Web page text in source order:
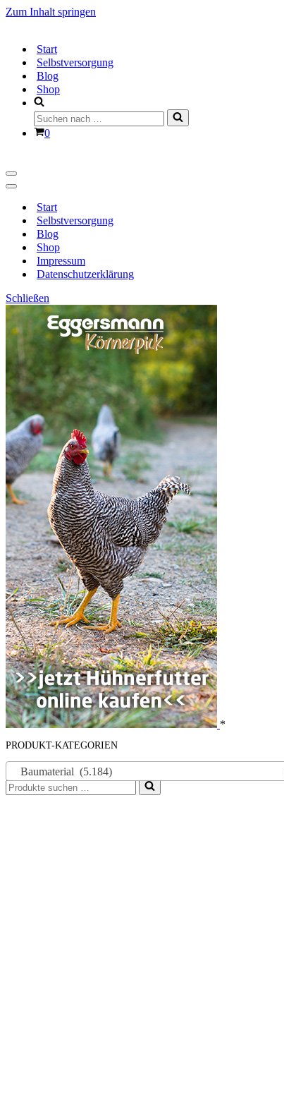
Zum Inhalt springen
Start
Selbstversorgung
Blog
Shop
Suchen
nach …
Warenkorb
0
Navigationsmenü
Navigationsmenü
Start
Selbstversorgung
Blog
Shop
Impressum
Datenschutzerklärung
Schließen
*
PRODUKT-KATEGORIEN
Baumaterial (5.184)
Suchen
nach …